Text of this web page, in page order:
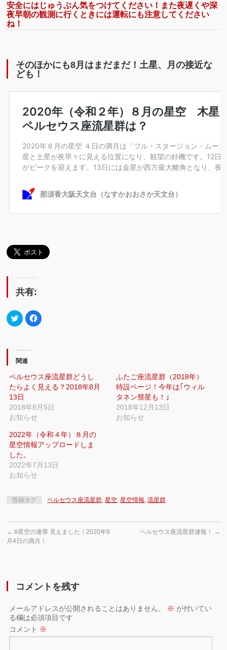
安全にはじゅうぶん気をつけてください！また夜遅くや深
夜早朝の観測に行くときには運転にも注意してください
ね！
そのほかにも8月はまだまだ！土星、月の接近な
ども！
共有:
ク
リ
Twitter
で
共
(新
し
い
ウ
ィ
ン
ド
ウ
開
き
ま
す)
Facebook
で
ッ
ク
し
だ
し
い
ウ
ィ
ド
ウ
関連
ペルセウス座流星群どうし
たらよく見える？2018年8月
13日
2018年8月5日
お知らせ
ふたご座流星群（2018年）
特設ページ！今年は｢ウィル
タネン彗星も！｣
2018年12月13日
お知らせ
2022年（令和４年）８月の
星空情報アップロードしま
した。
2022年7月13日
お知らせ
投稿タグ ペルセウス座流星群,星空,星空情報,流星群
← #星空の連帯 見えました！2020年8
月4日の満月！
ペルセウス座流星群速報！ →
コメントを残す
メールアドレスが公開されることはありません。 ※ が付いてい
る欄は必須項目です
コメント ※